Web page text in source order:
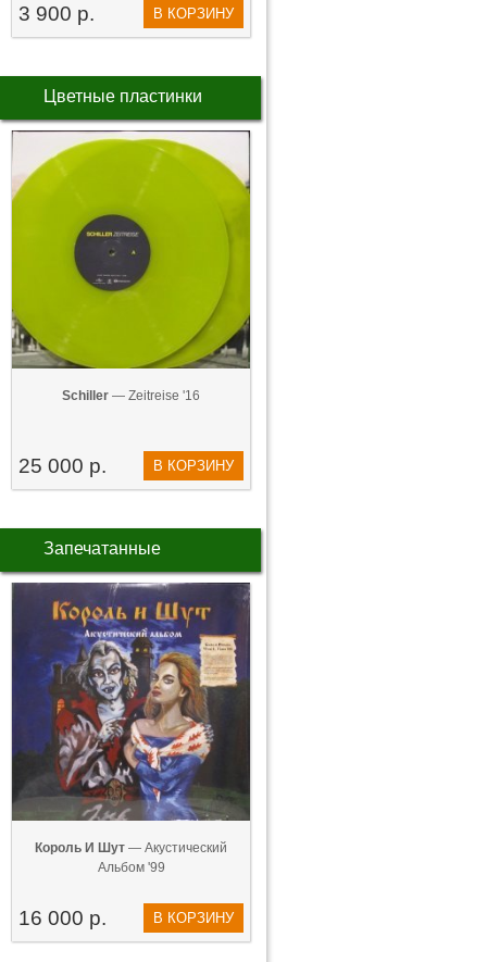
3 900 р. В КОРЗИНУ
Цветные пластинки
Schiller — Zeitreise '16
25 000 р. В КОРЗИНУ
Запечатанные
Король И Шут — Акустический
Альбом '99
16 000 р. В КОРЗИНУ